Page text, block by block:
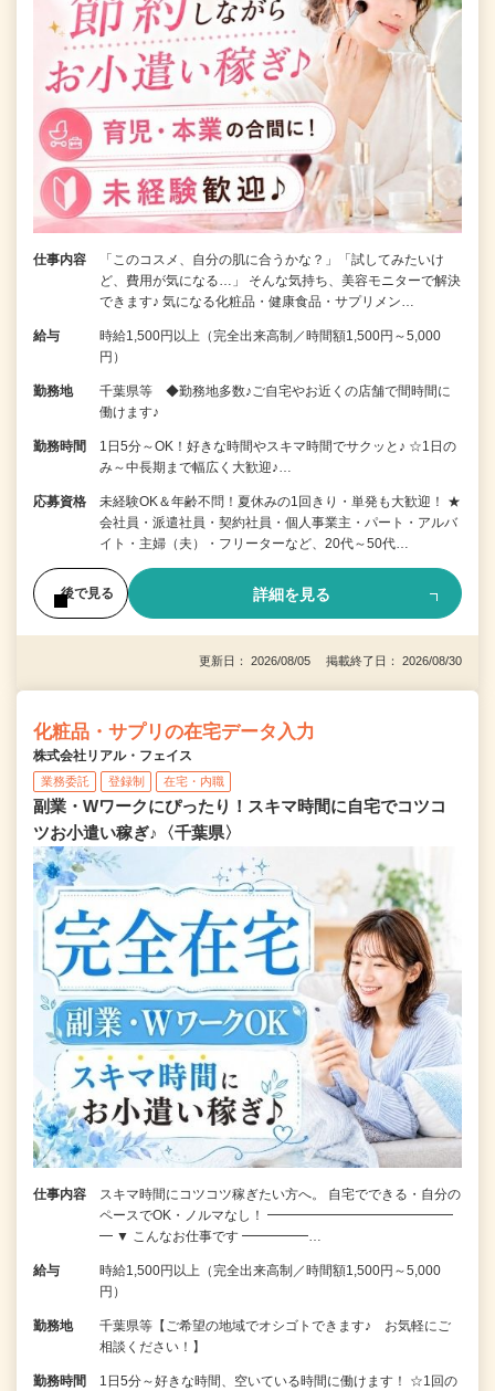
仕事内容
「このコスメ、自分の肌に合うかな？」「試してみたいけ
ど、費用が気になる…」 そんな気持ち、美容モニターで解決
できます♪ 気になる化粧品・健康食品・サプリメン…
給与
時給1,500円以上（完全出来高制／時間額1,500円～5,000
円）
勤務地
千葉県等 ◆勤務地多数♪ご自宅やお近くの店舗で間時間に
働けます♪
勤務時間
1日5分～OK！好きな時間やスキマ時間でサクッと♪ ☆1日の
み～中長期まで幅広く大歓迎♪…
応募資格
未経験OK＆年齢不問！夏休みの1回きり・単発も大歓迎！ ★
会社員・派遣社員・契約社員・個人事業主・パート・アルバ
イト・主婦（夫）・フリーターなど、20代～50代…
後で見る 詳細を見る
更新日： 2026/08/05 掲載終了日： 2026/08/30
化粧品・サプリの在宅データ入力
株式会社リアル・フェイス
業務委託 登録制 在宅・内職
副業・Wワークにぴったり！スキマ時間に自宅でコツコ
ツお小遣い稼ぎ♪〈千葉県〉
仕事内容
スキマ時間にコツコツ稼ぎたい方へ。 自宅でできる・自分の
ペースでOK・ノルマなし！ ━━━━━━━━━━━━━━
━ ▼ こんなお仕事です ━━━━━…
給与
時給1,500円以上（完全出来高制／時間額1,500円～5,000
円）
勤務地
千葉県等【ご希望の地域でオシゴトできます♪ お気軽にご
相談ください！】
勤務時間 1日5分～好きな時間、空いている時間に働けます！ ☆1回の